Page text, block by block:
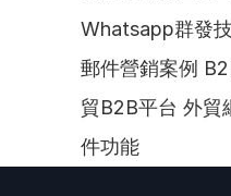
Whatsapp群發
郵件營銷案例
貿B2B平台 外貿
件功能